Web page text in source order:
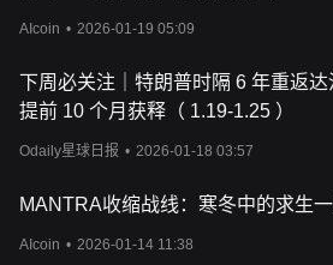
AIcoin • 2026-01-19 05:09
下周必关注｜特朗普时隔 6 年重返
提前 10 个月获释（ 1.19-1.25 ）
Odaily星球日报 • 2026-01-18 03:57
MANTRA收缩战线：寒冬中的求生
AIcoin • 2026-01-14 11:38